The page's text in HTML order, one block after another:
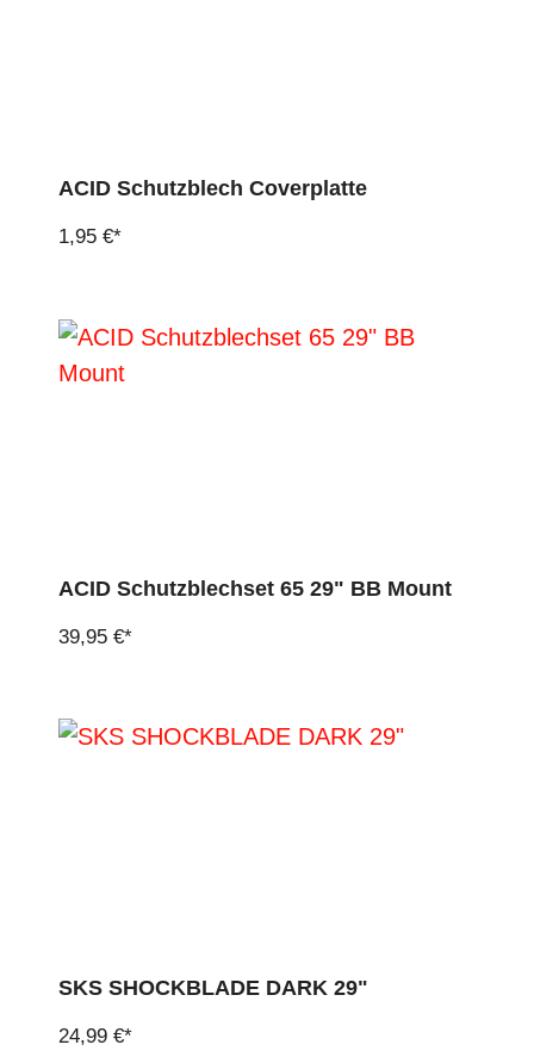
ACID Schutzblech Coverplatte
1,95 €*
ACID Schutzblechset 65 29" BB Mount
39,95 €*
SKS SHOCKBLADE DARK 29"
24,99 €*